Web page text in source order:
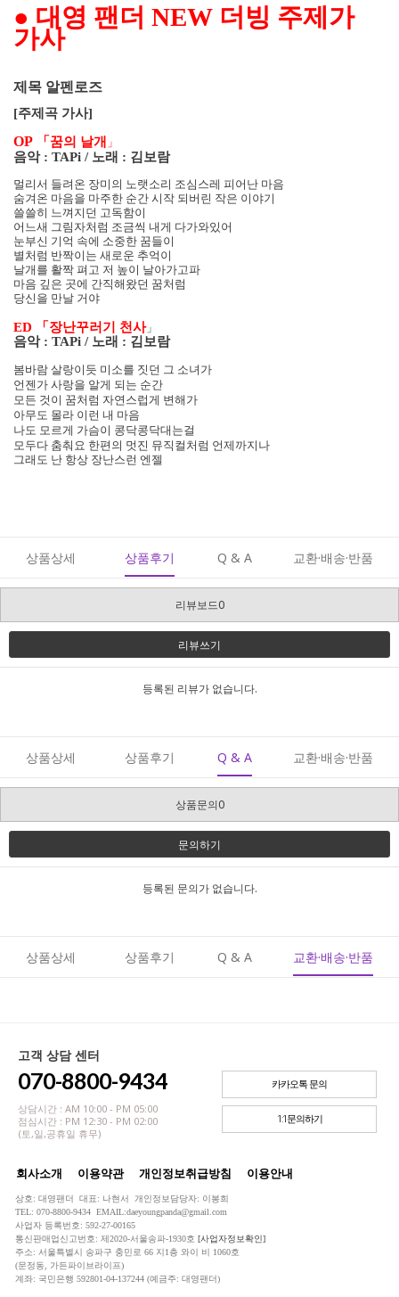
● 대영 팬더 NEW 더빙 주제가
가사
제목 알펜로즈
[주제곡 가사]
OP 「꿈의 날개 」
음악 : TAPi / 노래 : 김보람
멀리서 들려온 장미의 노랫소리 조심스레 피어난 마음
숨겨온 마음을 마주한 순간 시작 되버린 작은 이야기
쓸쓸히 느껴지던 고독함이
어느새 그림자처럼 조금씩 내게 다가와있어
눈부신 기억 속에 소중한 꿈들이
별처럼 반짝이는 새로운 추억이
날개를 활짝 펴고 저 높이 날아가고파
마음 깊은 곳에 간직해왔던 꿈처럼
당신을 만날 거야
ED 「장난꾸러기 천사」
음악 : TAPi / 노래 : 김보람
봄바람 살랑이듯 미소를 짓던 그 소녀가
언젠가 사랑을 알게 되는 순간
모든 것이 꿈처럼 자연스럽게 변해가
아무도 몰라 이런 내 마음
나도 모르게 가슴이 콩닥콩닥대는걸
모두다 춤춰요 한편의 멋진 뮤직컬처럼 언제까지나
그래도 난 항상 장난스런 엔젤
상품상세 상품후기 Q & A 교환·배송·반품
리뷰보드0
리뷰쓰기
등록된 리뷰가 없습니다.
상품상세 상품후기 Q & A 교환·배송·반품
상품문의0
문의하기
등록된 문의가 없습니다.
상품상세 상품후기 Q & A 교환·배송·반품
고객 상담 센터
070-8800-9434
상담시간 : AM 10:00 - PM 05:00
점심시간 : PM 12:30 - PM 02:00
(토,일,공휴일 휴무)
카카오톡 문의
1:1문의하기
회사소개 이용약관 개인정보취급방침 이용안내
상호: 대영팬더 대표: 나현서 개인정보담당자: 이봉희
TEL: 070-8800-9434 EMAIL:daeyoungpanda@gmail.com
사업자 등록번호: 592-27-00165
통신판매업신고번호: 제2020-서울송파-1930호 [사업자정보확인]
주소: 서울특별시 송파구 충민로 66 지1층 와이 비 1060호
(문정동, 가든파이브라이프)
계좌: 국민은행 592801-04-137244 (예금주: 대영팬더)